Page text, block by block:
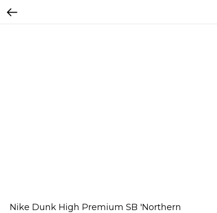
Nike Dunk High Premium SB 'Northern